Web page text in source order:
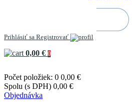
Prihlásiť sa Registrovať
0,00 € 0
Počet položiek: 0 0,00 €
Spolu (s DPH) 0,00 €
Objednávka